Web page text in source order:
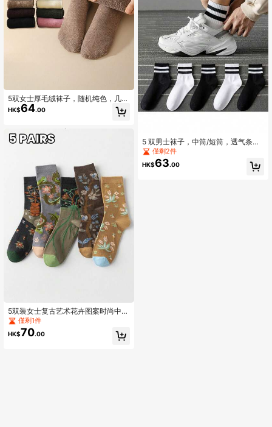
5双女士厚毛绒袜子，随机纯色，几何
图案和面部图案，优雅舒适，适合秋
冬季日常休闲穿着
HK$64.00
5双装女士复古艺术花卉图案时尚中筒
袜，适合所有季节
僅剩1件
HK$70.00
5 双男士袜子，中筒/短筒，透气条纹
运动袜，适合春夏季，吸湿排汗篮球
袜，适合健身、秋季
僅剩2件
HK$63.00